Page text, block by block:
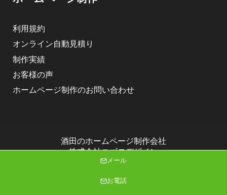
利用規約
オンライン自動見積り
制作実績
お客様の声
ホームページ制作のお問い合わせ
酒田のホームページ制作会社
株式会社ニゴロデザイン
Copyright (C) 2026 株式会社ニゴロデザイン All Rights Reserved.
メール
お電話